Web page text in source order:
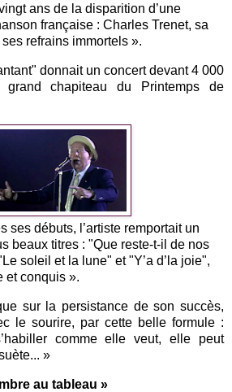
ans de la disparition d’une
française : Charles Trenet, sa
refrains immortels ».
donnait un concert devant 4 000
grand chapiteau du Printemps de
ses débuts, l’artiste remportait un
beaux titres : "Que reste-t-il de nos
soleil et la lune" et "Y’a d’la joie",
et conquis ».
sur la persistance de son succès,
le sourire, par cette belle formule :
comme elle veut, elle peut
»
au tableau »